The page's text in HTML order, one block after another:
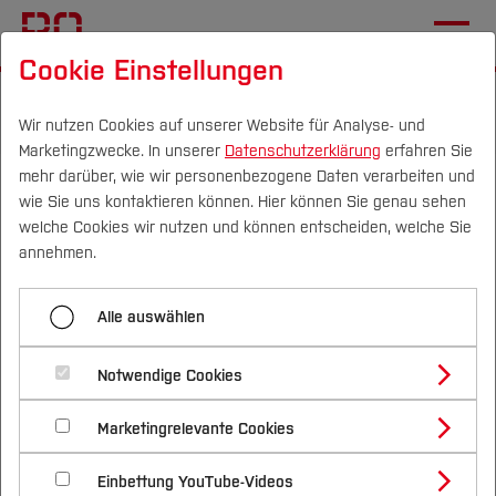
Campus Personen DE|EN Quicklinks
Studium
Studienangebote
Bachelorstudiengänge
Masterstudiengänge
Vor dem Studium
Bewerben & Einschreiben
Bewerbungsportal
Im Studium
Studienbüros und Prüfungen
Nach dem Studium
Forschung & Transfer
Profil
Forschungs- und Transferprofil
Schwerpunkte (FuT)
Beratung & Förderung
Nachhaltigkeit
Nachhaltigkeit studieren
International
Zentrale Studienberatung
Home
Herzlich Willkommen!
Auf dieser Seite findet Ihr alle Links, die wir in den
letzten Wochen auf dem Instagram-Account
@zsb_hsbochum
allgemein über die Angebote der Zentralen
Studienberatung (ZSB) informieren wollt, folgt
gerne außerdem diesen Links:
Cookie Einstellungen
Wir nutzen Cookies auf unserer Website für Analyse- und
Marketingzwecke. In unserer Datenschutzerklärung erfahren Sie
mehr darüber, wie wir personenbezogene Daten verarbeiten und
wie Sie uns kontaktieren können. Hier können Sie genau sehen
welche Cookies wir nutzen und können entscheiden, welche Sie
annehmen.
Alle auswählen
Notwendige Cookies
Marketingrelevante Cookies
Einbettung YouTube-Videos